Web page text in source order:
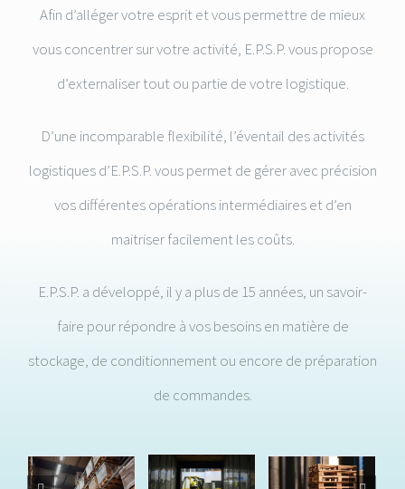
Afin d’alléger votre esprit et vous permettre de mieux
vous concentrer sur votre activité, E.P.S.P. vous propose
d’externaliser tout ou partie de votre logistique.
D’une incomparable flexibilité, l’éventail des activités
logistiques d’E.P.S.P. vous permet de gérer avec précision
vos différentes opérations intermédiaires et d’en
maitriser facilement les coûts.
E.P.S.P. a développé, il y a plus de 15 années, un savoir-
faire pour répondre à vos besoins en matière de
stockage, de conditionnement ou encore de préparation
de commandes.